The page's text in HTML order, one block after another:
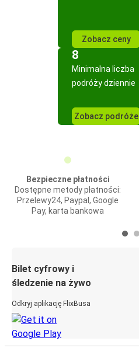
Zobacz ceny
8
Minimalna liczba
podróży dziennie
Zobacz podróże
Bezpieczne płatności
Dostępne metody płatności:
Przelewy24, Paypal, Google
Pay, karta bankowa
Bilet cyfrowy i
śledzenie na żywo
Odkryj aplikację FlixBusa